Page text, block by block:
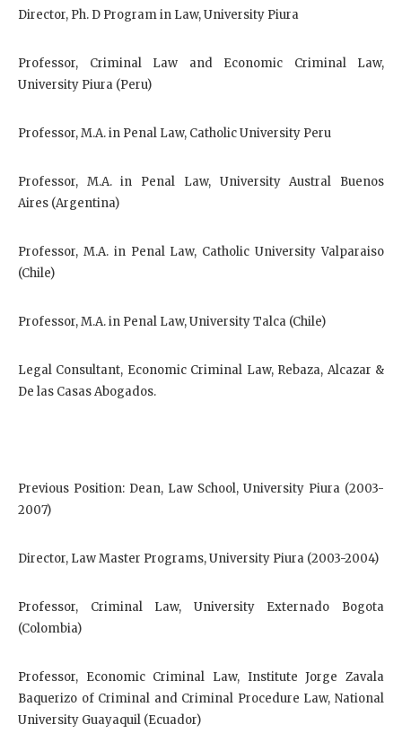
Director, Ph. D Program in Law, University Piura
Professor, Criminal Law and Economic Criminal Law,
University Piura (Peru)
Professor, M.A. in Penal Law, Catholic University Peru
Professor, M.A. in Penal Law, University Austral Buenos
Aires (Argentina)
Professor, M.A. in Penal Law, Catholic University Valparaiso
(Chile)
Professor, M.A. in Penal Law, University Talca (Chile)
Legal Consultant, Economic Criminal Law, Rebaza, Alcazar &
De las Casas Abogados.
Previous Position: Dean, Law School, University Piura (2003-
2007)
Director, Law Master Programs, University Piura (2003-2004)
Professor, Criminal Law, University Externado Bogota
(Colombia)
Professor, Economic Criminal Law, Institute Jorge Zavala
Baquerizo of Criminal and Criminal Procedure Law, National
University Guayaquil (Ecuador)